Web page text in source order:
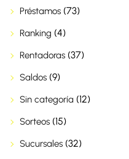
Préstamos (73)
Ranking (4)
Rentadoras (37)
Saldos (9)
Sin categoría (12)
Sorteos (15)
Sucursales (32)